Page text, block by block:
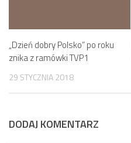
„Dzień dobry Polsko” po roku
znika z ramówki TVP1
29 STYCZNIA 2018
DODAJ KOMENTARZ